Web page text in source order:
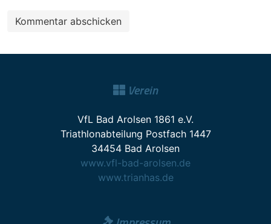
Verein
VfL Bad Arolsen 1861 e.V.
Triathlonabteilung Postfach 1447
34454 Bad Arolsen
www.vfl-bad-arolsen.de
www.trianhas.de